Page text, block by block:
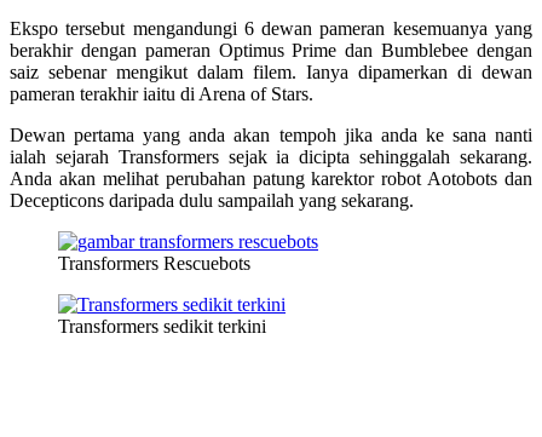
Ekspo tersebut mengandungi 6 dewan pameran kesemuanya yang
berakhir dengan pameran Optimus Prime dan Bumblebee dengan
saiz sebenar mengikut dalam filem. Ianya dipamerkan di dewan
pameran terakhir iaitu di Arena of Stars.
Dewan pertama yang anda akan tempoh jika anda ke sana nanti
ialah sejarah Transformers sejak ia dicipta sehinggalah sekarang.
Anda akan melihat perubahan patung karektor robot Aotobots dan
Decepticons daripada dulu sampailah yang sekarang.
Transformers Rescuebots
Transformers sedikit terkini